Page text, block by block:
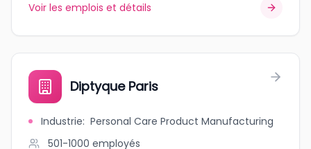
Voir les emplois et détails
Diptyque Paris
Industrie: Personal Care Product Manufacturing
501-1000 employés